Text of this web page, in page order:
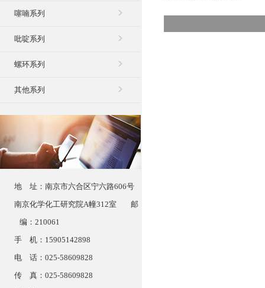
噻喃系列
吡啶系列
螺环系列
其他系列
地 址：南京市六合区宁六路606号
南京化学化工研究院A幢312室 邮
编：210061
手 机：15905142898
电 话：025-58609828
传 真：025-58609828